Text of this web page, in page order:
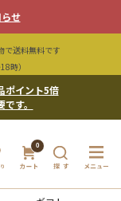
せ
で送料無料です
時）
ポイント5倍
す。
0